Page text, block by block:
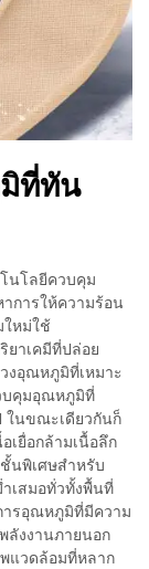
ที่ทัน
นโลยีควบคุม
การให้ความร้อน
หม่ใช้
ยาเคมีที่ปล่อย
งอุณหภูมิที่เหมาะ
บคุมอุณหภูมิที่
ในขณะเดียวกันก็
เยื่อกล้ามเนื้อลึก
นพิเศษสำหรับ
เสมอทั่วทั้งพื้นที่
ารอุณหภูมิที่มีความ
ลังงานภายนอก
แวดล้อมที่หลาก